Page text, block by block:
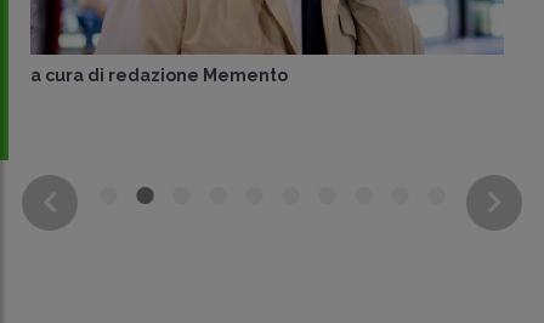
a cura di redazione Memento